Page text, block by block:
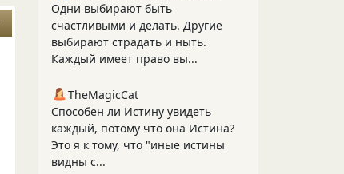
Одни выбирают быть
счастливыми и делать. Другие
выбирают страдать и ныть.
Каждый имеет право вы...
TheMagicCat
Способен ли Истину увидеть
каждый, потому что она Истина?
Это я к тому, что "иные истины
видны с...